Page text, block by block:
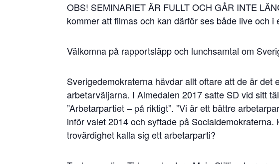
OBS! SEMINARIET ÄR FULLT OCH GÅR INTE
kommer att filmas och kan därför ses både live och i
Välkomna på rapportsläpp och lunchsamtal om
Sverigedemokraterna hävdar allt oftare att de är det
arbetarväljarna. I Almedalen 2017 satte SD vid sitt
”Arbetarpartiet – på riktigt”. ”Vi är ett bättre
inför valet 2014 och syftade på
trovärdighet kalla sig ett arbetarparti?